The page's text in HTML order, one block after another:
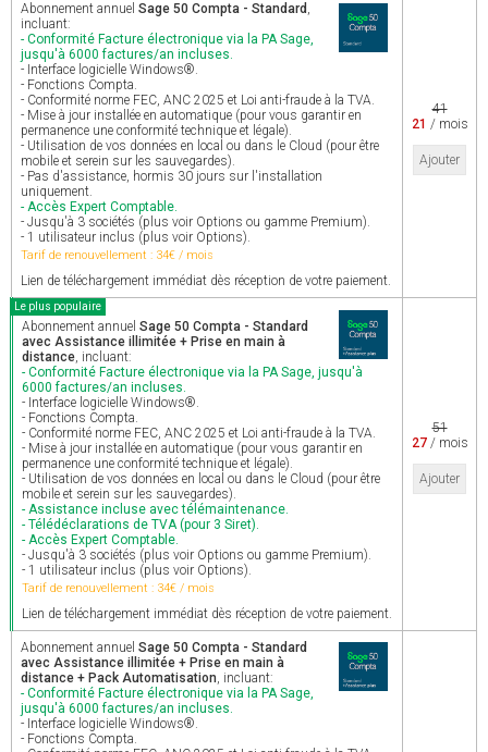
Abonnement annuel Sage 50 Compta - Standard ,
incluant:
- Conformité Facture électronique via la PA Sage,
jusqu'à 6000 factures/an incluses.
- Interface logicielle Windows®.
- Fonctions Compta.
- Conformité norme FEC, ANC 2025 et Loi anti-fraude à la TVA.
- Mise à jour installée en automatique (pour vous garantir en
permanence une conformité technique et légale).
- Utilisation de vos données en local ou dans le Cloud (pour être
mobile et serein sur les sauvegardes).
- Pas d'assistance, hormis 30 jours sur l'installation
uniquement.
- Accès Expert Comptable.
- Jusqu'à 3 sociétés (plus voir Options ou gamme Premium).
- 1 utilisateur inclus (plus voir Options).
Tarif de renouvellement : 34€ / mois
Lien de téléchargement immédiat dès réception de votre paiement.
41
21 / mois
Ajouter
Le plus populaire
Abonnement annuel Sage 50 Compta - Standard
avec Assistance illimitée + Prise en main à
distance, incluant:
- Conformité Facture électronique via la PA Sage, jusqu'à
6000 factures/an incluses.
- Interface logicielle Windows®.
- Fonctions Compta.
- Conformité norme FEC, ANC 2025 et Loi anti-fraude à la TVA.
- Mise à jour installée en automatique (pour vous garantir en
permanence une conformité technique et légale).
- Utilisation de vos données en local ou dans le Cloud (pour être
mobile et serein sur les sauvegardes).
- Assistance incluse avec télémaintenance.
- Télédéclarations de TVA (pour 3 Siret).
- Accès Expert Comptable.
- Jusqu'à 3 sociétés (plus voir Options ou gamme Premium).
- 1 utilisateur inclus (plus voir Options).
Tarif de renouvellement : 34€ / mois
Lien de téléchargement immédiat dès réception de votre paiement.
51
27/ mois
Ajouter
Abonnement annuel Sage 50 Compta - Standard
avec Assistance illimitée + Prise en main à
distance + Pack Automatisation, incluant:
- Conformité Facture électronique via la PA Sage,
jusqu'à 6000 factures/an incluses.
- Interface logicielle Windows®.
- Fonctions Compta.